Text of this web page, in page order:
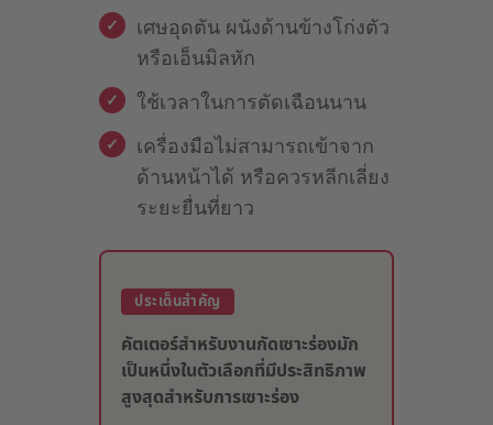
เศษอุดตัน ผนังด้านข้างโก่งตัว
หรือเอ็นมิลหัก
ใช้เวลาในการตัดเฉือนนาน
เครื่องมือไม่สามารถเข้าจาก
ด้านหน้าได้ หรือควรหลีกเลี่ยง
ระยะยื่นที่ยาว
ประเด็นสำคัญ
คัตเตอร์สำหรับงานกัดเซาะร่องมัก
เป็นหนึ่งในตัวเลือกที่มีประสิทธิภาพ
สูงสุดสำหรับการเซาะร่อง